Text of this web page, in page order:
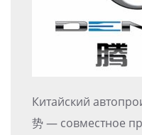
Китайский
势 — совместное